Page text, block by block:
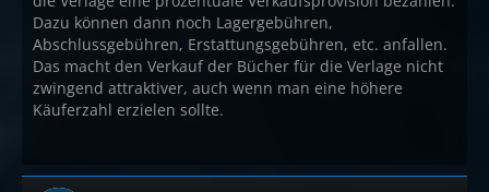
Dazu können dann noch Lagergebühren,
Abschlussgebühren, Erstattungsgebühren, etc. anfallen.
Das macht den Verkauf der Bücher für die Verlage nicht
zwingend attraktiver, auch wenn man eine höhere
Käuferzahl erzielen sollte.